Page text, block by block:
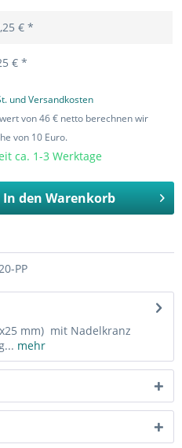
€ *
€ *
und Versandkosten
von 46 € netto berechnen wir
von 10 Euro.
ca. 1-3 Werktage
In den Warenkorb
PP
mm) mit Nadelkranz
mehr